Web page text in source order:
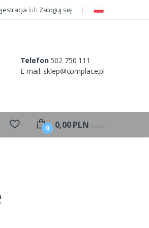
lub Zaloguj się
Telefon 502 750 111
E-mail: sklep@complace.pl
0 0,00PLN